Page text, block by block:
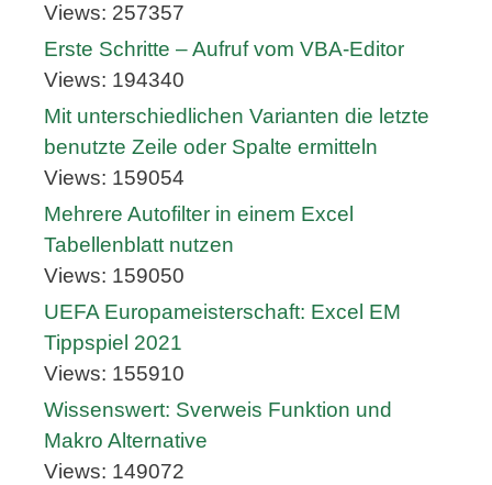
Views: 257357
Erste Schritte – Aufruf vom VBA-Editor
Views: 194340
Mit unterschiedlichen Varianten die letzte
benutzte Zeile oder Spalte ermitteln
Views: 159054
Mehrere Autofilter in einem Excel
Tabellenblatt nutzen
Views: 159050
UEFA Europameisterschaft: Excel EM
Tippspiel 2021
Views: 155910
Wissenswert: Sverweis Funktion und
Makro Alternative
Views: 149072